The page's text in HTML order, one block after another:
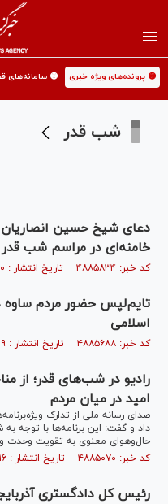
🟡 پرونده‌های ویژه خبری 🟡 سامانه‌های
شب قدر
دعای شیخ حسین انصاریان
خامنه‌ای در مراسم شب
کد خبر: ۴۸۸۵۸۳۴ تاریخ انتشار : ۱۴۰۴/۱۲/۲۰
تایم‌لپس حضور مردم
اسلامی
کد خبر: ۴۸۸۵۶۸۸ تاریخ انتشار : ۱۴۰۴/۱۲/۱۹
رادیو در شب‌های قدر؛ از
امید در میان مردم
صدای رسانه ملی از تدارک
داد و گفت: این برنامه‌ها با توجه
حال‌وهوای معنوی به تقویت وحدت و
کد خبر: ۴۸۸۵۰۷۰ تاریخ انتشار : ۱۴۰۴/۱۲/۱۶
رئیس کل دادگستری